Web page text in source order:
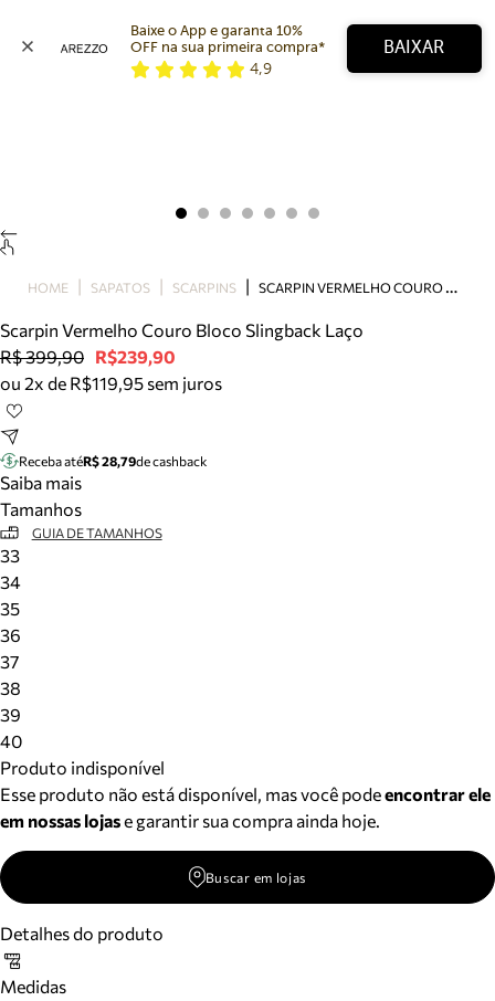
Bolsa
Tamanco
Tênis
Mule
Tire dúvidas sobre pedidos, devoluções e mais.
Meus pedidos
Acompanhe seus pedidos e solicite devoluções.
Baixe o App e garanta 10%
OFF na sua primeira compra*
4,9
BAIXAR
HOME SAPATOS SCARPINS S
CARPIN VERMELHO COURO BLOCO SLINGBACK LAÇO
Scarpin Vermelho Couro Bloco Slingback Laço
R$ 399,90 R$239,90
ou 2x de R$119,95 sem juros
Receba atéR$ 28,79de cashback
Saiba mais
Tamanhos
GUIA DE TAMANHOS
33
34
35
36
37
38
39
40
Produto indisponível
Esse produto não está disponível, mas você podeencontrar ele
em nossas lojase garantir sua compra ainda hoje.
Buscar em lojas
Detalhes do produto
Medidas